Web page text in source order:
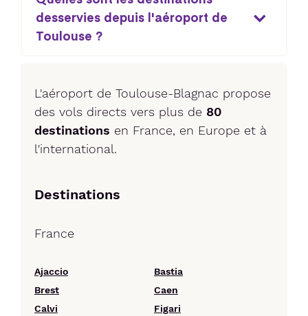
desservies depuis l'aéroport de
Toulouse ?
L'aéroport de Toulouse-Blagnac propose
des vols directs vers plus de 80
destinations en France, en Europe et à
l'international.
Destinations
France
Ajaccio
Bastia
Brest
Caen
Calvi
Figari